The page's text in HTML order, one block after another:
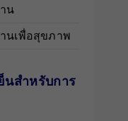
น
านเพื่อสุขภาพ
นสำหรับการ